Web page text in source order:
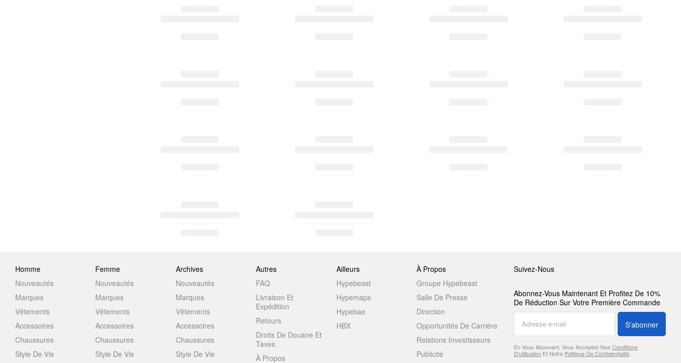
Homme
Nouveautés
Marques
Vêtements
Accessoires
Chaussures
Style De Vie
Femme
Nouveautés
Marques
Vêtements
Accessoires
Chaussures
Style De Vie
Archives
Nouveautés
Marques
Vêtements
Accessoires
Chaussures
Style De Vie
Autres
FAQ
Livraison Et
Expédition
Retours
Droits De Douane Et
Taxes
À Propos
Ailleurs
Hypebeast
Hypemaps
Hypebae
HBX
À Propos
Groupe Hypebeast
Salle De Presse
Direction
Opportunités De Carrière
Relations Investisseurs
Publicité
Suivez-Nous
Abonnez-Vous Maintenant Et Profitez De 10%
De Réduction Sur Votre Première Commande
S'abonner
En Vous Abonnant, Vous Acceptez Nos Conditions
D'utilisationEt Notre Politique De Confidentialité.